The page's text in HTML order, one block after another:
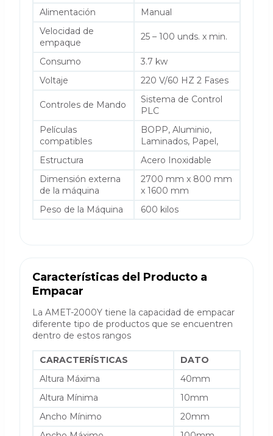
Alimentación
Manual
Velocidad de
empaque
25 – 100 unds. x min.
Consumo
3.7 kw
Voltaje
220 V/60 HZ 2 Fases
Controles de Mando
Sistema de Control
PLC
Películas
compatibles
BOPP, Aluminio,
Laminados, Papel,
Estructura
Acero Inoxidable
Dimensión externa
de la máquina
2700 mm x 800 mm
x 1600 mm
Peso de la Máquina
600 kilos
Características del Producto a
Empacar
La AMET-2000Y tiene la capacidad de empacar
diferente tipo de productos que se encuentren
dentro de estos rangos
CARACTERÍSTICAS
DATO
Altura Máxima
40mm
Altura Mínima
10mm
Ancho Mínimo
20mm